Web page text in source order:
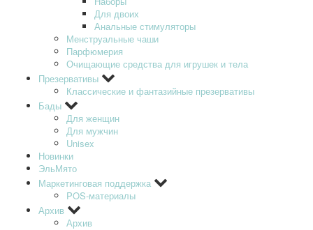
Для двоих
Анальные стимуляторы
Менструальные чаши
Парфюмерия
Очищающие средства для игрушек и тела
Презервативы
Классические и фантазийные презервативы
Бады
Для женщин
Для мужчин
Unisex
Новинки
ЭльМято
Маркетинговая поддержка
POS-материалы
Архив
Архив